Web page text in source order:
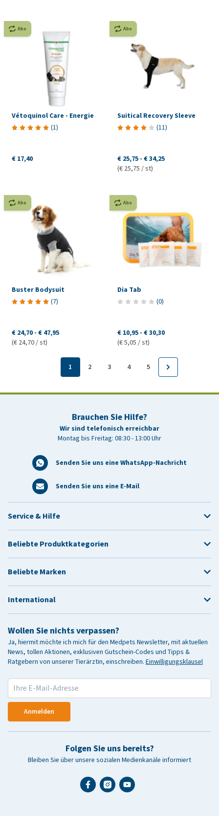
Abo
Vétoquinol Care - Energie
(1)
€ 17,40
Abo
Suitical Recovery Sleeve
(11)
€ 25,75 - € 34,25
(€ 25,75 / st)
Abo
Buster Bodysuit
(7)
€ 24,70 - € 47,95
(€ 24,70 / st)
Abo
Dia Tab
(0)
€ 10,95 - € 30,30
(€ 5,05 / st)
1 2 3 4 5
Brauchen Sie Hilfe?
Wir sind telefonisch erreichbar
Montag bis Freitag: 08:30 - 13:00 Uhr
Senden Sie uns eine WhatsApp-Nachricht
Senden Sie uns eine E-Mail
Wollen Sie nichts verpassen?
Ja, hiermit möchte ich mich für den Medpets Newsletter, mit aktuellen
News, tollen Aktionen, exklusiven Gutschein-Codes und Tipps &
Ratgebern von unserer Tierärztin, einschreiben. Einwilligungsklausel
Anmelden
Folgen Sie uns bereits?
Bleiben Sie über unsere sozialen Medienkanäle informiert
Service & Hilfe
Beliebte Produktkategorien
Beliebte Marken
International